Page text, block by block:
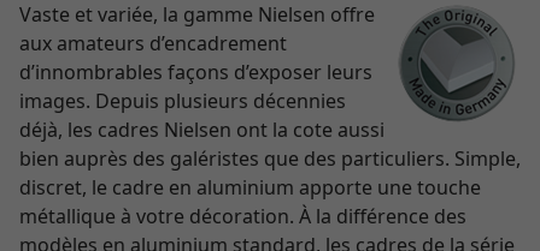
Vaste et variée, la gamme Nielsen offre
aux amateurs d’encadrement
d’innombrables façons d’exposer leurs
images. Depuis plusieurs décennies
déjà, les cadres Nielsen ont la cote aussi
bien auprès des galéristes que des particuliers. Simple,
discret, le cadre en aluminium apporte une touche
métallique à votre décoration. À la différence des
modèles en aluminium standard, les cadres de la série